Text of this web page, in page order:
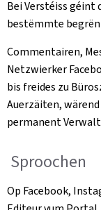
Bei Verstéiss géint
bestëmmte
Commentairen,
Netzwierker
bis freides zu
Auerzäiten,
permanent
Sproochen
Op Facebook,